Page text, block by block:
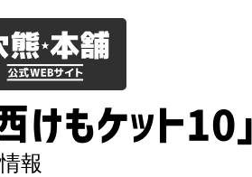
けもケット10
報